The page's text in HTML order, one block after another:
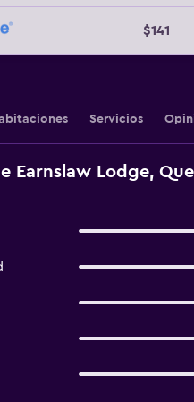
$141
Servicios
Earnslaw Lodge,